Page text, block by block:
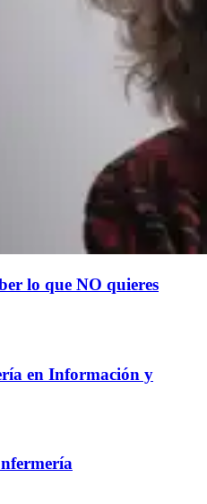
lo que NO quieres
en Información y